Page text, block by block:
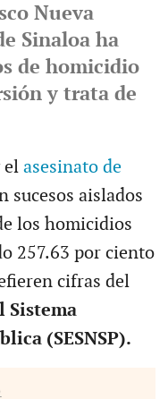
Nueva
Sinaloa ha
de homicidio
y trata de
el asesinato de
sucesos aislados
los homicidios
257.63 por ciento
cifras del
Sistema
(SESNSP).